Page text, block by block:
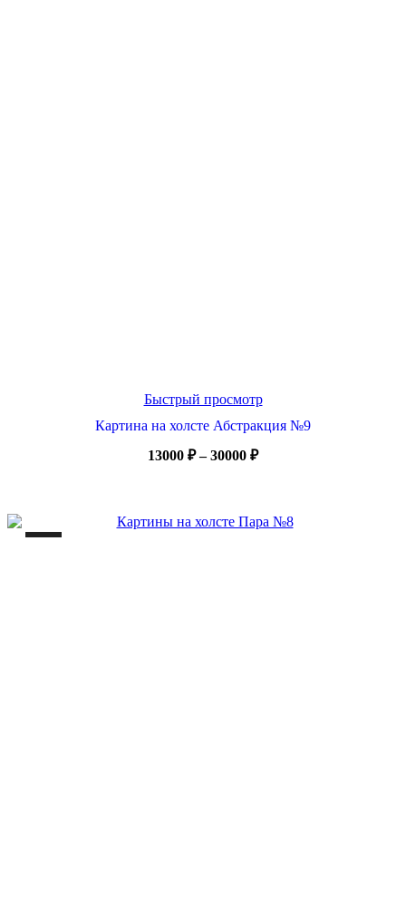
Быстрый просмотр
Картина на холсте Абстракция №9
13000 ₽ – 30000 ₽Диапазон
30000 ₽